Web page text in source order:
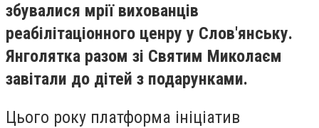
збувалися мрії вихованців
реабілітаціонного ценру у Слов'янську.
Янголятка разом зі Святим Миколаєм
завітали до дітей з подарунками.
Цього року платформа ініціатив